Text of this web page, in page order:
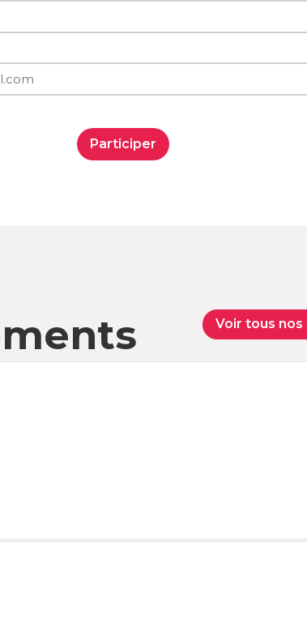
Participer
Voir tous